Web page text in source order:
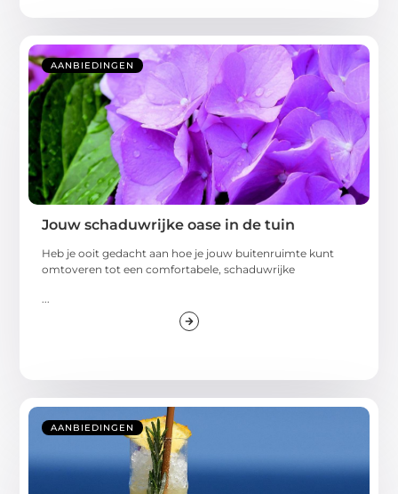
AANBIEDINGEN
Jouw schaduwrijke oase in de tuin
Heb je ooit gedacht aan hoe je jouw buitenruimte kunt
omtoveren tot een comfortabele, schaduwrijke
AANBIEDINGEN